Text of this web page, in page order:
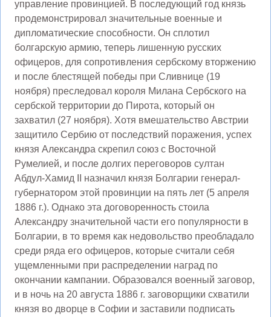
управление провинцией. В последующий год князь
продемонстрировал значительные военные и
дипломатические способности. Он сплотил
болгарскую армию, теперь лишенную русских
офицеров, для сопротивления сербскому вторжению
и после блестящей победы при Сливнице (19
ноября) преследовал короля Милана Сербского на
сербской территории до Пирота, который он
захватил (27 ноября). Хотя вмешательство Австрии
защитило Сербию от последствий поражения, успех
князя Александра скрепил союз с Восточной
Румелией, и после долгих переговоров султан
Абдул-Хамид II назначил князя Болгарии генерал-
губернатором этой провинции на пять лет (5 апреля
1886 г.). Однако эта договоренность стоила
Александру значительной части его популярности в
Болгарии, в то время как недовольство преобладало
среди ряда его офицеров, которые считали себя
ущемленными при распределении наград по
окончании кампании. Образовался военный заговор,
и в ночь на 20 августа 1886 г. заговорщики схватили
князя во дворце в Софии и заставили подписать